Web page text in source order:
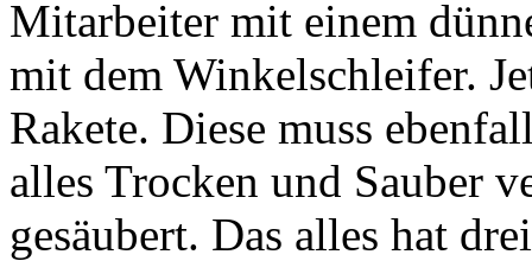
Mitarbeiter mit einem
mit dem Winkelschleifer.
Rakete. Diese muss
alles Trocken und Sauber
gesäubert. Das alles hat